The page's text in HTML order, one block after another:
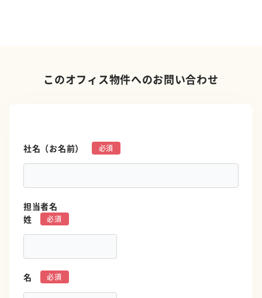
このオフィス物件へのお問い合わせ
社名（お名前）
担当者名
姓
名